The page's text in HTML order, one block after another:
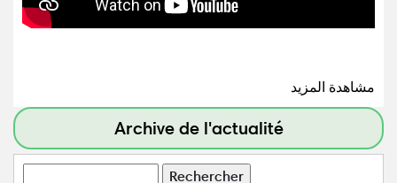
مشاهدة المزيد
Archive de l'actualité